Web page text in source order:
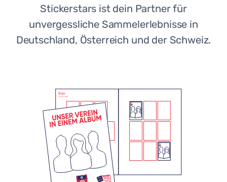
Stickerstars ist dein Partner für
unvergessliche Sammelerlebnisse in
Deutschland, Österreich und der Schweiz.